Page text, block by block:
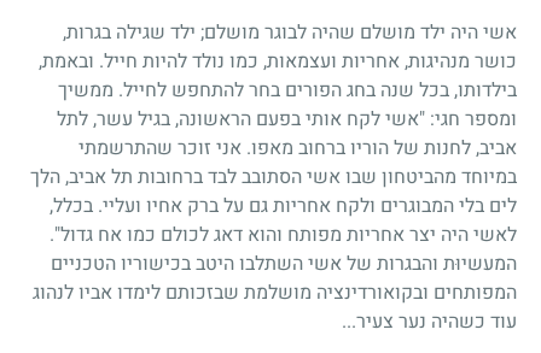
אשי היה ילד מושלם שהיה לבוגר מושלם; ילד שגילה בגרות,
כושר מנהיגות, אחריות ועצמאות, כמו נולד להיות חייל. ובאמת,
בילדותו, בכל שנה בחג הפורים בחר להתחפש לחייל. ממשיך
ומספר חגי: "אשי לקח אותי בפעם הראשונה, בגיל עשר, לתל
אביב, לחנות של הוריו ברחוב מאפו. אני זוכר שהתרשמתי
במיוחד מהביטחון שבו אשי הסתובב לבד ברחובות תל אביב, הלך
לים בלי המבוגרים ולקח אחריות גם על ברק אחיו ועליי. בכלל,
לאשי היה יצר אחריות מפותח והוא דאג לכולם כמו אח גדול".
המעשיוּת והבגרות של אשי השתלבו היטב בכישוריו הטכניים
המפותחים ובקואורדינציה מושלמת שבזכותם לימדו אביו לנהוג
עוד כשהיה נער צעיר...